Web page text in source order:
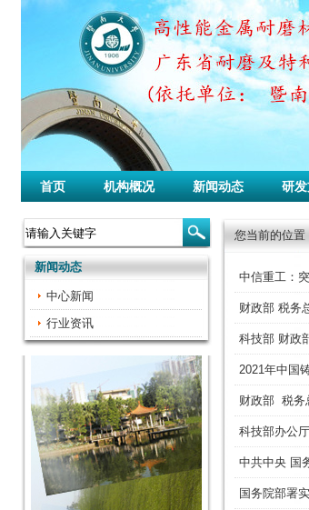
首页 机构概况 新闻动态 研
新闻动态
中心新闻
行业资讯
您当前的位置
中信重工：
财政部 税务
科技部 财政
2021年中国
财政部 税务
科技部办公
中共中央 国
国务院部署